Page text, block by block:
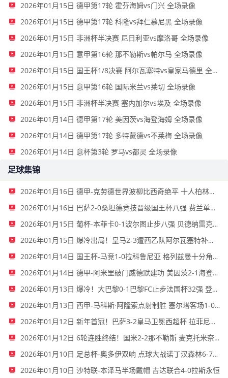
2026年01月15日 德甲第17轮 霍芬海姆vs门兴 全场录像
2026年01月15日 德甲第17轮 科隆vs拜仁慕尼黑 全场录像
2026年01月15日 非洲杯半决赛 尼日利亚vs摩洛哥 全场录像
2026年01月15日 意甲第16轮 那不勒斯vs帕尔马 全场录像
2026年01月15日 国王杯1/8决赛 阿尔瓦塞特vs皇家马德里 全场录像
2026年01月15日 意甲第16轮 国际米兰vs莱切 全场录像
2026年01月15日 非洲杯半决赛 塞内加尔vs埃及 全场录像
2026年01月14日 德甲第17轮 美因茨vs海登海姆 全场录像
2026年01月14日 德甲第17轮 多特蒙德vs不莱梅 全场录像
2026年01月14日 意杯第3轮 罗马vs都灵 全场录像
足球集锦
2026年01月16日 德甲-克劳德世界波柳比西奇绝平 十人柏林联合1-1奥格斯堡
2026年01月16日 巴萨2-0桑坦德竞技晋级国王杯八强 费兰单刀球破门亚马尔建功
2026年01月15日 葡杯-本菲卡0-1波尔图止步八强 贝德纳雷克制胜帕夫利季斯失良机
2026年01月15日 爆冷出局！皇马2-3遭西乙队阿尔瓦塞特补时绝杀 无缘国王杯8强
2026年01月14日 国王杯-马竞1-0拉科鲁尼亚 格列兹曼十分角任意球破门+远射中横梁
2026年01月14日 德甲-阿米里破门威德默建功 美因茨2-1海登海姆
2026年01月13日 爆冷！大巴黎0-1巴黎FC止步法国杯32强 登贝莱失单刀埃梅里中框
2026年01月13日 西甲-马科斯·阿隆索点射制胜 塞尔塔客场1-0塞维利亚
2026年01月12日 新年首冠！巴萨3-2皇马卫冕西超杯 拉菲尼亚双响维尼修斯一条龙
2026年01月12日 6轮连胜终结！国米2-2那不勒斯 麦克托米奈双响恰20点射孔蒂染红
2026年01月10日 足总杯-奥多伊双响 点球大战诺丁汉森林6-7雷克瑟姆
2026年01月10日 沙特联-本泽马半场戴帽 吉达联合4-0拉斯永恒